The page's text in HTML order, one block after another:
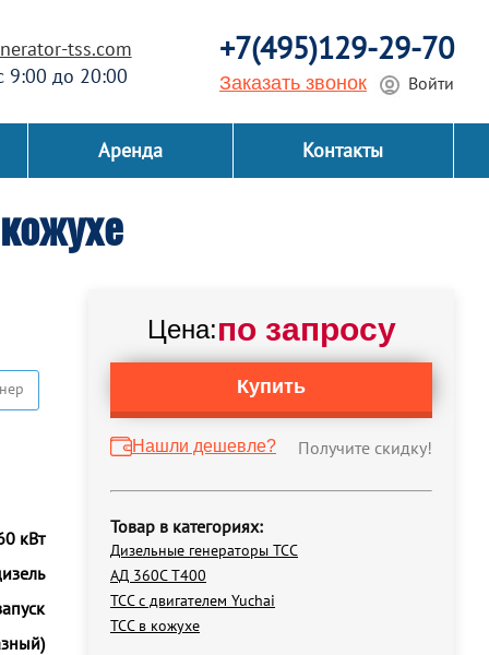
tss.com
9:00 до 20:00
+7(495)129-29-70
Заказать звонок Войти
Аренда Контакты
Цена:по запросу
Купить
Нашли дешевле? Получите скидку!
Товар в категориях:
Дизельные генераторы ТСС
АД 360С Т400
ТСС с двигателем Yuchai
ТСС в кожухе
кВт